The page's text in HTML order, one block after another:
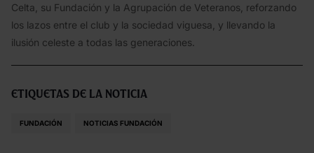
Celta, su Fundación y la Agrupación de Veteranos, reforzando
los lazos entre el club y la sociedad viguesa, y llevando la
ilusión celeste a todas las generaciones.
Etiquetas de la noticia
FUNDACIÓN NOTICIAS FUNDACIÓN